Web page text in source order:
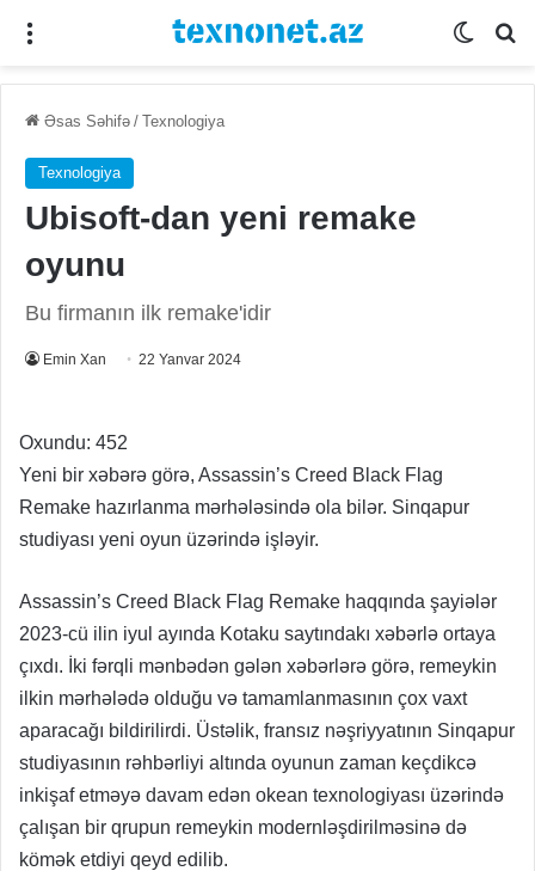
Əsas Səhifə / Texnologiya
Texnologiya
Ubisoft-dan yeni remake
oyunu
Bu firmanın ilk remake'idir
Emin Xan 22 Yanvar 2024
Oxundu: 452
Yeni bir xəbərə görə, Assassin’s Creed Black Flag
Remake hazırlanma mərhələsində ola bilər. Sinqapur
studiyası yeni oyun üzərində işləyir.
Assassin’s Creed Black Flag Remake haqqında şayiələr
2023-cü ilin iyul ayında Kotaku saytındakı xəbərlə ortaya
çıxdı. İki fərqli mənbədən gələn xəbərlərə görə, remeykin
ilkin mərhələdə olduğu və tamamlanmasının çox vaxt
aparacağı bildirilirdi. Üstəlik, fransız nəşriyyatının Sinqapur
studiyasının rəhbərliyi altında oyunun zaman keçdikcə
inkişaf etməyə davam edən okean texnologiyası üzərində
çalışan bir qrupun remeykin modernləşdirilməsinə də
kömək etdiyi qeyd edilib.